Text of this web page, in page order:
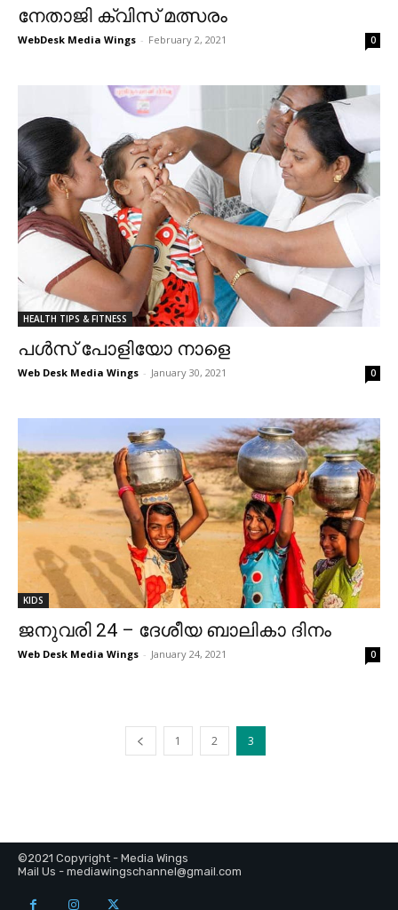
നേതാജി ക്വിസ് മത്സരം
WebDesk Media Wings - February 2, 2021 0
HEALTH TIPS & FITNESS
പൾസ് പോളിയോ നാളെ
Web Desk Media Wings - January 30, 2021 0
KIDS
ജനുവരി 24 – ദേശീയ ബാലികാ ദിനം
Web Desk Media Wings - January 24, 2021 0
1 2 3
©2021 Copyright - Media Wings
Mail Us - mediawingschannel@gmail.com